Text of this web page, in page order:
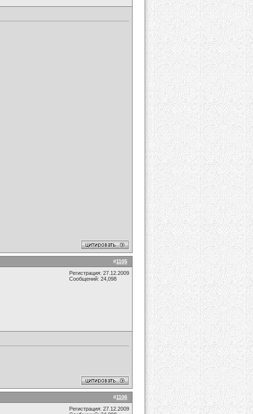
#1105
Регистрация: 27.12.2009
Сообщений: 24,098
#1106
Регистрация: 27.12.2009